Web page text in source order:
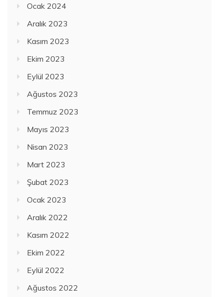
Ocak 2024
Aralık 2023
Kasım 2023
Ekim 2023
Eylül 2023
Ağustos 2023
Temmuz 2023
Mayıs 2023
Nisan 2023
Mart 2023
Şubat 2023
Ocak 2023
Aralık 2022
Kasım 2022
Ekim 2022
Eylül 2022
Ağustos 2022